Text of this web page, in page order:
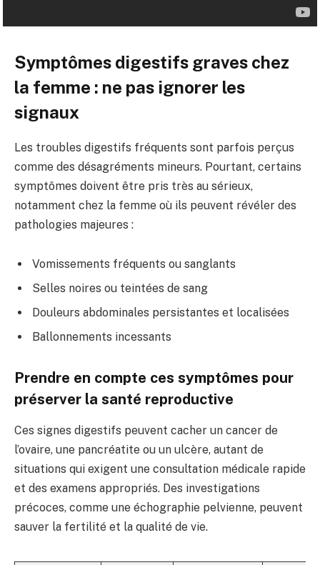
Symptômes digestifs graves chez
la femme : ne pas ignorer les
signaux
Les troubles digestifs fréquents sont parfois perçus
comme des désagréments mineurs. Pourtant, certains
symptômes doivent être pris très au sérieux,
notamment chez la femme où ils peuvent révéler des
pathologies majeures :
Vomissements fréquents ou sanglants
Selles noires ou teintées de sang
Douleurs abdominales persistantes et localisées
Ballonnements incessants
Prendre en compte ces symptômes pour
préserver la santé reproductive
Ces signes digestifs peuvent cacher un cancer de
l’ovaire, une pancréatite ou un ulcère, autant de
situations qui exigent une consultation médicale rapide
et des examens appropriés. Des investigations
précoces, comme une échographie pelvienne, peuvent
sauver la fertilité et la qualité de vie.